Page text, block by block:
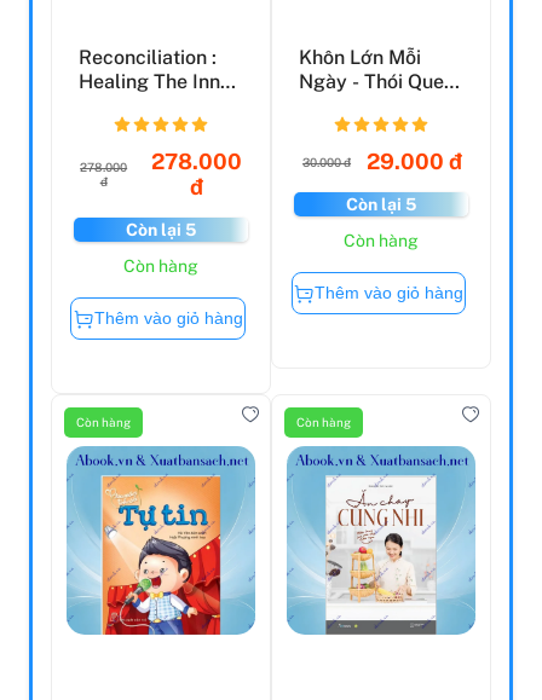
Reconciliation :
Healing The Inner
278.000
đ
278.000
đ
Còn lại 5
Còn hàng
Thêm vào giỏ hàng
Khôn Lớn Mỗi
Ngày - Thói Quen
Hình T...
30.000 đ 29.000 đ
Còn lại 5
Còn hàng
Thêm vào giỏ hàng
Còn hàng Còn hàng